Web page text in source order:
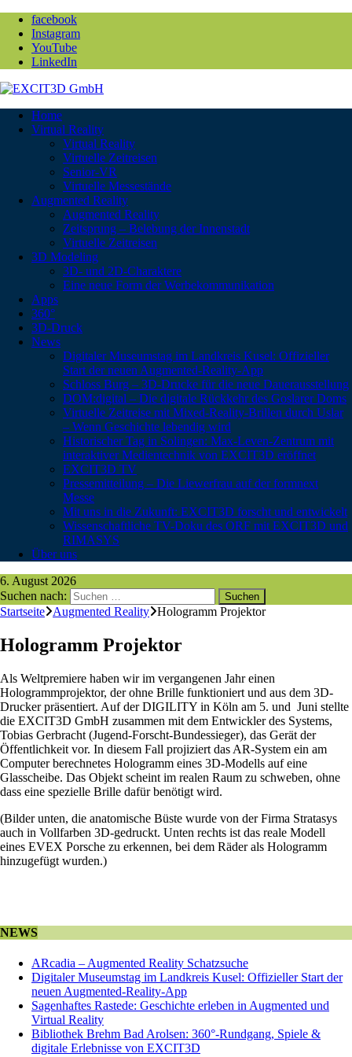
facebook
Instagram
YouTube
LinkedIn
Home
Virtual Reality
Virtual Reality
Virtuelle Zeitreisen
Senior-VR
Virtuelle Messestände
Augmented Reality
Augmented Reality
Zeitsprung – Belebung der Innenstadt
Virtuelle Zeitreisen
3D Modeling
3D- und 2D-Charaktere
Eine neue Form der Werbekommunikation
Apps
360°
3D-Druck
News
Digitaler Museumstag im Landkreis Kusel: Offizieller
Start der neuen Augmented-Reality-App
Schloss Burg – 3D-Drucke für die neue Dauerausstellung
DOM:digital – Die digitale Rückkehr des Goslarer Doms
Virtuelle Zeitreise mit Mixed-Reality-Brillen durch Uslar
– Wenn Geschichte lebendig wird
Historischer Tag in Solingen: Max-Leven-Zentrum mit
interaktiver Medientechnik von EXCIT3D eröffnet
EXCIT3D TV
Pressemitteilung – Die Liewerfrau auf der formnext
Messe
Mit uns in die Zukunft: EXCIT3D forscht und entwickelt
Wissenschaftliche TV-Doku des ORF mit EXCIT3D und
RIMASYS
Über uns
6. August 2026
Suchen nach:
Startseite
Augmented Reality Hologramm Projektor
Hologramm Projektor
Als Weltpremiere haben wir im vergangenen Jahr einen
Hologrammprojektor, der ohne Brille funktioniert und aus dem 3D-
Drucker präsentiert. Auf der DIGILITY in Köln am 5. und Juni stellte
die EXCIT3D GmbH zusammen mit dem Entwickler des Systems,
Tobias Gerbracht (Jugend-Forscht-Bundessieger), das Gerät der
Öffentlichkeit vor. In diesem Fall projiziert das AR-System ein am
Computer berechnetes Hologramm eines 3D-Modells auf eine
Glasscheibe. Das Objekt scheint im realen Raum zu schweben, ohne
dass eine spezielle Brille dafür benötigt wird.
(Bilder unten, die anatomische Büste wurde von der Firma Stratasys
auch in Vollfarben 3D-gedruckt. Unten rechts ist das reale Modell
eines EVEX Porsche zu erkennen, bei dem Räder als Hologramm
hinzugefügt wurden.)
NEWS
ARcadia – Augmented Reality Schatzsuche
Digitaler Museumstag im Landkreis Kusel: Offizieller Start der
neuen Augmented-Reality-App
Sagenhaftes Rastede: Geschichte erleben in Augmented und
Virtual Reality
Bibliothek Brehm Bad Arolsen: 360°-Rundgang, Spiele &
digitale Erlebnisse von EXCIT3D